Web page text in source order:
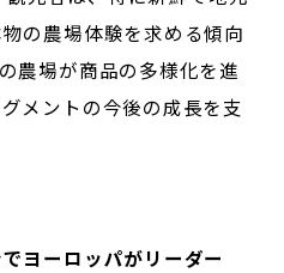
の農場体験を求める傾向
農場が商品の多様化を進
メントの今後の成長を支
ヨーロッパがリーダー